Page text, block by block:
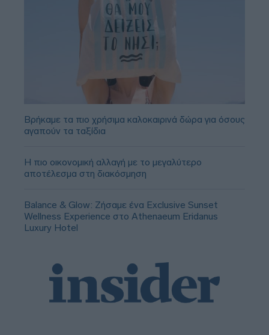
Βρήκαμε τα πιο χρήσιμα καλοκαιρινά δώρα για όσους
αγαπούν τα ταξίδια
Η πιο οικονομική αλλαγή με το μεγαλύτερο
αποτέλεσμα στη διακόσμηση
Balance & Glow: Ζήσαμε ένα Exclusive Sunset
Wellness Experience στο Athenaeum Eridanus
Luxury Hotel